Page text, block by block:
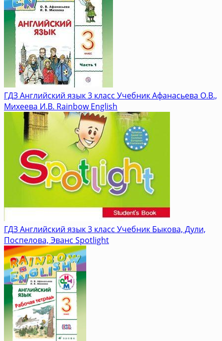
ГДЗ Английский язык 3 класс Учебник Афанасьева О.В.,
Михеева И.В. Rainbow English
ГДЗ Английский язык 3 класс Учебник Быкова, Дули,
Поспелова, Эванс Spotlight